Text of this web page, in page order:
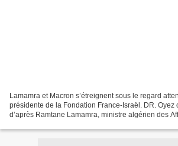
Lamamra et Macron s’étreignent sous le regard
présidente de la Fondation France-Israël. DR. Oyez
d’après Ramtane Lamamra, ministre algérien des